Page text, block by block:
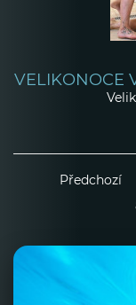
VELIKONOCE
Předchozí